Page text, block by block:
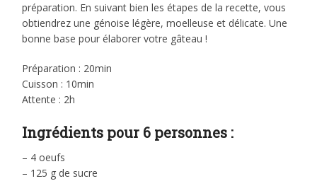
préparation. En suivant bien les étapes de la recette, vous
obtiendrez une génoise légère, moelleuse et délicate. Une
bonne base pour élaborer votre gâteau !
Préparation : 20min
Cuisson : 10min
Attente : 2h
Ingrédients pour 6 personnes :
– 4 oeufs
– 125 g de sucre